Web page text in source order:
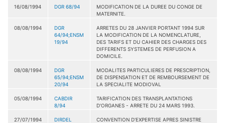
16/08/1994 DGR 68/94
MODIFICATION DE LA DUREE DU CONGE DE
MATERNITE.
08/08/1994
DGR
64/94;ENSM
19/94
ARRETES DU 28 JANVIER PORTANT 1994 SUR
LA MODIFICATION DE LA NOMENCLATURE,
DES TARIFS ET DU CAHIER DES CHARGES DES
DIFFERENTS SYSTEMES DE PERFUSION A
DOMICILE.
08/08/1994
DGR
65/94;ENSM
20/94
MODALITES PARTICULIERES DE PRESCRIPTION,
DE DISPENSATION ET DE REMBOURSEMENT DE
LA SPECIALITE MODIOVAL
05/08/1994
CABDIR
8/94
TARIFICATION DES TRANSPLANTATIONS
D'ORGANES - ARRETE DU 24 MARS 1993.
27/07/1994
DIRDEL
CONVENTION D'EXPERTISE APRES SINISTRE